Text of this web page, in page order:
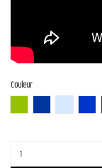
Couleur